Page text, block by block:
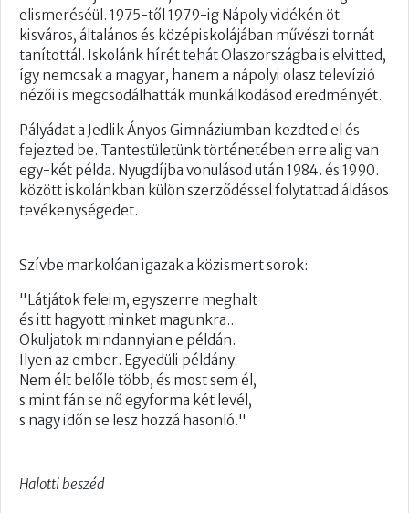
elismeréséül. 1975-től 1979-ig Nápoly vidékén öt
kisváros, általános és középiskolájában művészi tornát
tanítottál. Iskolánk hírét tehát Olaszországba is elvitted,
így nemcsak a magyar, hanem a nápolyi olasz televízió
nézői is megcsodálhatták munkálkodásod eredményét.
Pályádat a Jedlik Ányos Gimnáziumban kezdted​ el és
fejezted be. Tantestületünk történetében erre alig van
egy-két példa. Nyugdíjba vonulásod után 1984. és 1990.
között iskolánkban külön szerződéssel folytattad áldásos
tevékenységedet.
Szívbe markolóan igazak a közismert sorok:
"Látjátok feleim, egyszerre meghalt
és itt hagyott minket magunkra...
Okuljatok mindannyian e példán.
Ilyen az ember. Egyedüli példány.
Nem élt belőle több, és most sem él,
s mint fán se nő egyforma két levél,
s nagy időn se lesz hozzá hasonló."
Halotti beszéd